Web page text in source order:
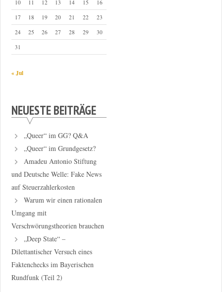
10
11 12 13 14 15
16
17
18 19 20 21 22
23
24
25 26 27 28 29
30
31
« Jul
NEUESTE BEITRÄGE
„Queer“ im GG? Q&A
„Queer“ im Grundgesetz?
Amadeu Antonio Stiftung
und Deutsche Welle: Fake News
auf Steuerzahlerkosten
Warum wir einen rationalen
Umgang mit
Verschwörungstheorien brauchen
„Deep State“ –
Dilettantischer Versuch eines
Faktenchecks im Bayerischen
Rundfunk (Teil 2)